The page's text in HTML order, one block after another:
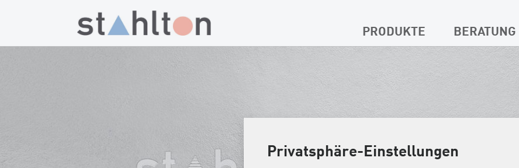
Privatsphäre-Einstellungen
PRODUKTE BERATUNG